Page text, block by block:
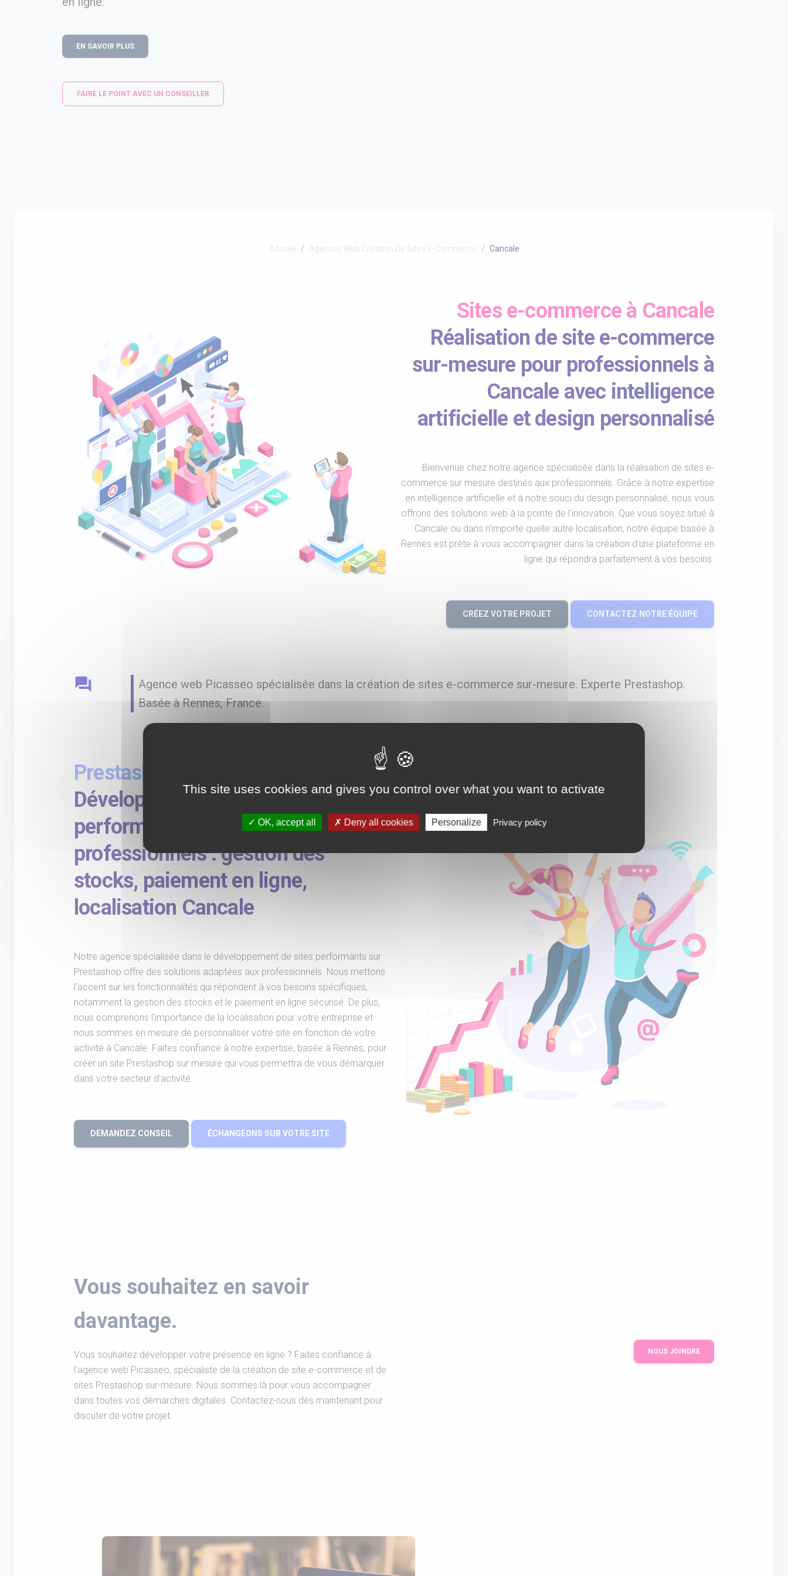
EN SAVOIR PLUS
FAIRE LE POINT AVEC UN CONSEILLER
Accueil Agences Web Création De Sites E-Commerce Cancale
Sites e-commerce à Cancale
Réalisation de site e-commerce
sur-mesure pour professionnels à
Cancale avec intelligence
artificielle et design personnalisé
Bienvenue chez notre agence spécialisée dans la réalisation de sites e-
commerce sur mesure destinés aux professionnels. Grâce à notre expertise
en intelligence artificielle et à notre souci du design personnalisé, nous vous
offrons des solutions web à la pointe de l'innovation. Que vous soyez situé à
Cancale ou dans n'importe quelle autre localisation, notre équipe basée à
Rennes est prête à vous accompagner dans la création d'une plateforme en
ligne qui répondra parfaitement à vos besoins.
CRÉEZ VOTRE PROJET CONTACTEZ NOTRE ÉQUIPE
question_answer
Agence web Picasseo spécialisée dans la création de sites e-commerce sur-mesure. Experte Prestashop.
Basée à Rennes, France.
Prestashop sur-mesure à Cancale
Développement de site Prestashop
performant pour les
professionnels : gestion des
stocks, paiement en ligne,
localisation Cancale
Notre agence spécialisée dans le développement de sites performants sur
Prestashop offre des solutions adaptées aux professionnels. Nous mettons
l'accent sur les fonctionnalités qui répondent à vos besoins spécifiques,
notamment la gestion des stocks et le paiement en ligne sécurisé. De plus,
nous comprenons l'importance de la localisation pour votre entreprise et
nous sommes en mesure de personnaliser votre site en fonction de votre
activité à Cancale. Faites confiance à notre expertise, basée à Rennes, pour
créer un site Prestashop sur mesure qui vous permettra de vous démarquer
dans votre secteur d'activité.
DEMANDEZ CONSEIL ÉCHANGEONS SUR VOTRE SITE
Vous souhaitez en savoir
davantage.
Vous souhaitez développer votre présence en ligne ? Faites confiance à
l'agence web Picasseo, spécialiste de la création de site e-commerce et de
sites Prestashop sur-mesure. Nous sommes là pour vous accompagner
dans toutes vos démarches digitales. Contactez-nous dès maintenant pour
discuter de votre projet.
NOUS JOINDRE
This site uses cookies and gives you control over what you want to activate
OK, accept all Deny all cookies Personalize Privacy policy